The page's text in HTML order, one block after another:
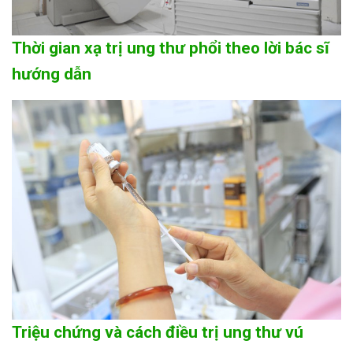
Thời gian xạ trị ung thư phổi theo lời bác sĩ
hướng dẫn
Triệu chứng và cách điều trị ung thư vú